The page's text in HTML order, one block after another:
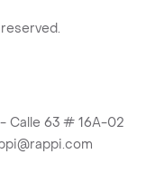
Calle 63 # 16A-02